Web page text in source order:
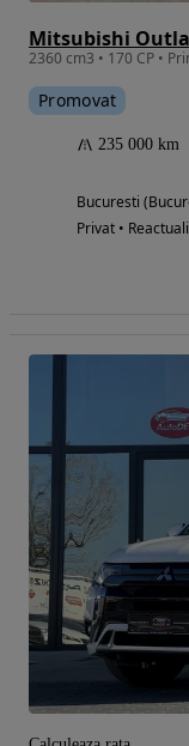
Mitsubishi
2360 cm3 • 170 CP •
Promovat
235 000 km
Bucuresti
Privat •